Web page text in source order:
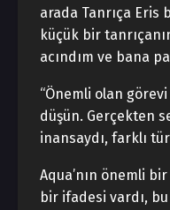
arada Tanrıça Eris
küçük bir
acındım ve bana
“Önemli olan
düşün. Gerçekten
inansaydı, farklı
Aqua’nın önemli
bir ifadesi vardı,